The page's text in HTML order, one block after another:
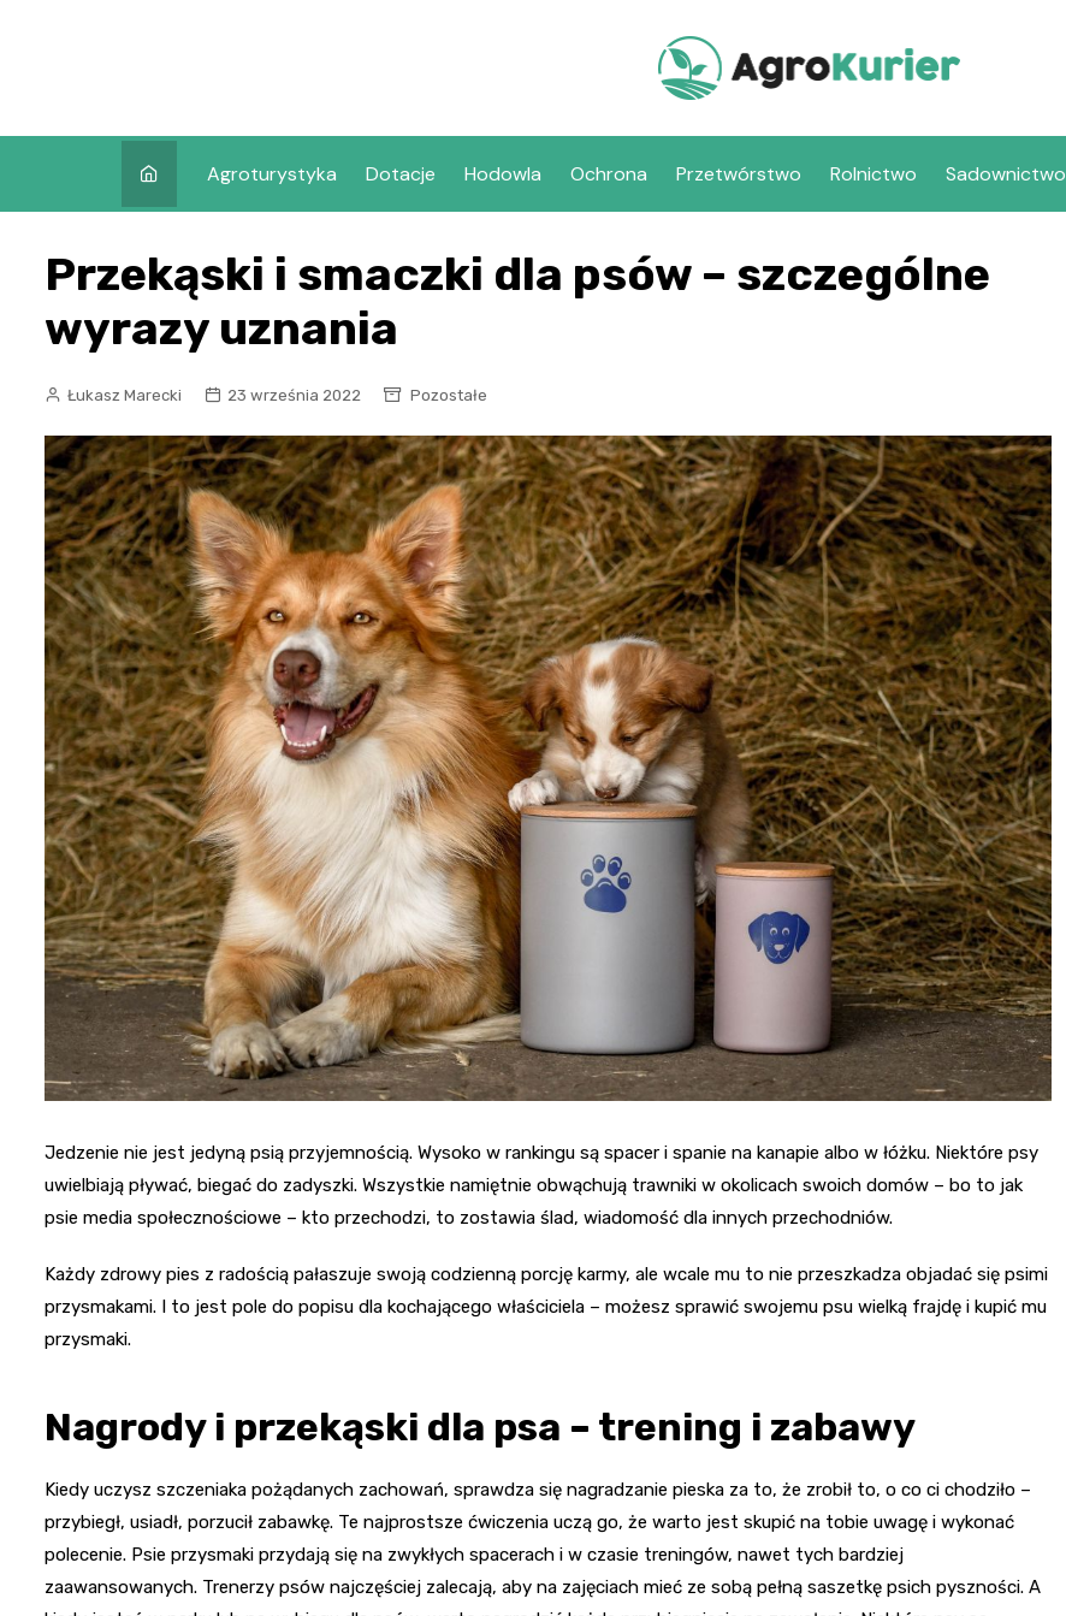
Agroturystyka Dotacje Hodowla Ochrona Przetwórstwo Rolnictwo Sadownictwo
Przekąski i smaczki dla psów – szczególne
wyrazy uznania
Łukasz Marecki 23 września 2022 Pozostałe
Jedzenie nie jest jedyną psią przyjemnością. Wysoko w rankingu są spacer i spanie na kanapie albo w łóżku. Niektóre psy
uwielbiają pływać, biegać do zadyszki. Wszystkie namiętnie obwąchują trawniki w okolicach swoich domów – bo to jak
psie media społecznościowe – kto przechodzi, to zostawia ślad, wiadomość dla innych przechodniów.
Każdy zdrowy pies z radością pałaszuje swoją codzienną porcję karmy, ale wcale mu to nie przeszkadza objadać się psimi
przysmakami. I to jest pole do popisu dla kochającego właściciela – możesz sprawić swojemu psu wielką frajdę i kupić mu
przysmaki.
Nagrody i przekąski dla psa – trening i zabawy
Kiedy uczysz szczeniaka pożądanych zachowań, sprawdza się nagradzanie pieska za to, że zrobił to, o co ci chodziło –
przybiegł, usiadł, porzucił zabawkę. Te najprostsze ćwiczenia uczą go, że warto jest skupić na tobie uwagę i wykonać
polecenie. Psie przysmaki przydają się na zwykłych spacerach i w czasie treningów, nawet tych bardziej
zaawansowanych. Trenerzy psów najczęściej zalecają, aby na zajęciach mieć ze sobą pełną saszetkę psich pyszności. A